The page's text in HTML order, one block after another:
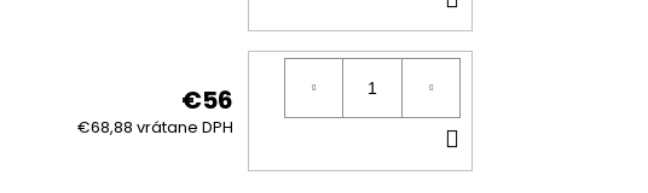
KOŠÍKA
€56
€68,88 vrátane DPH
KOŠÍKA